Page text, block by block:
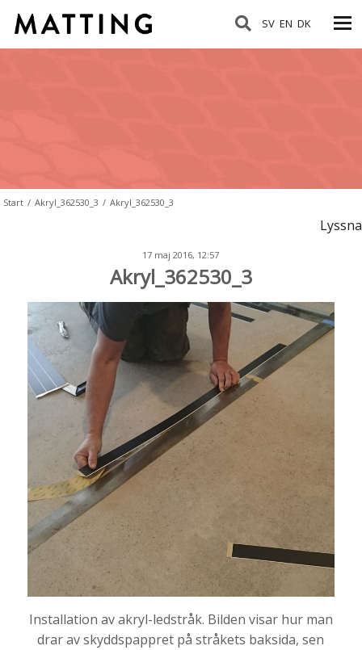
SV EN DK
Start / Akryl_362530_3 / Akryl_362530_3
Lyssna
17 maj 2016, 12:57
Akryl_362530_3
Installation av akryl-ledstråk. Bilden visar hur man
drar av skyddspappret på stråkets baksida, sen